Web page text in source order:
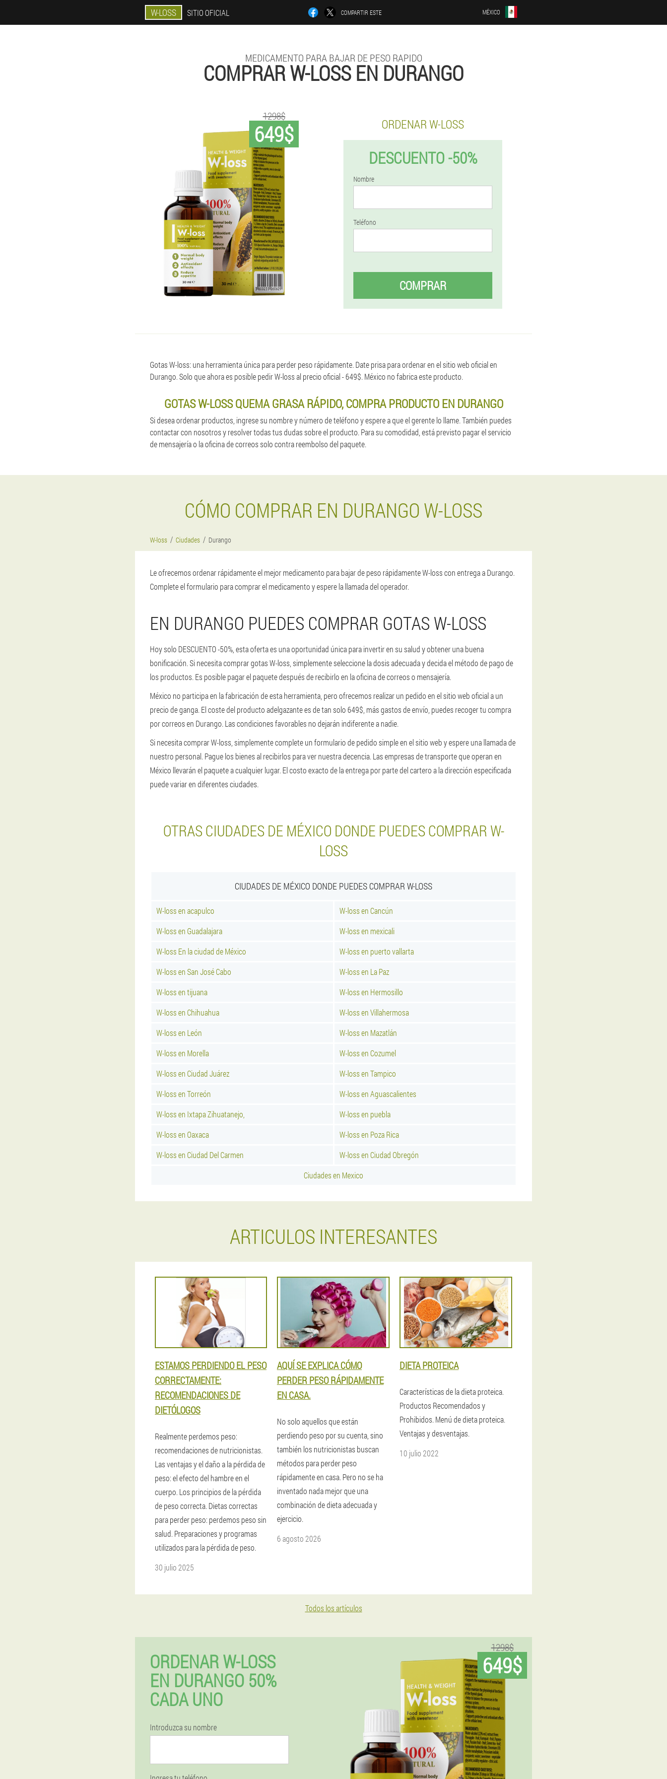
W-LOSS SITIO OFICIAL COMPARTIR ESTE MÉXICO
MEDICAMENTO PARA BAJAR DE PESO RAPIDO
COMPRAR W-LOSS EN DURANGO
649$
1298$
ORDENAR W-LOSS
DESCUENTO -50%
Nombre
Teléfono
COMPRAR
Gotas W-loss: una herramienta única para perder peso rápidamente. Date prisa para ordenar en el sitio web oficial en
Durango. Solo que ahora es posible pedir W-loss al precio oficial - 649$. México no fabrica este producto.
GOTAS W-LOSS QUEMA GRASA RÁPIDO, COMPRA PRODUCTO EN DURANGO
Si desea ordenar productos, ingrese su nombre y número de teléfono y espere a que el gerente lo llame. También puedes
contactar con nosotros y resolver todas tus dudas sobre el producto. Para su comodidad, está previsto pagar el servicio
de mensajería o la oficina de correos solo contra reembolso del paquete.
CÓMO COMPRAR EN DURANGO W-LOSS
W-loss Ciudades Durango
Le ofrecemos ordenar rápidamente el mejor medicamento para bajar de peso rápidamente W-loss con entrega a Durango.
Complete el formulario para comprar el medicamento y espere la llamada del operador.
EN DURANGO PUEDES COMPRAR GOTAS W-LOSS
Hoy solo DESCUENTO -50%, esta oferta es una oportunidad única para invertir en su salud y obtener una buena
bonificación. Si necesita comprar gotas W-loss, simplemente seleccione la dosis adecuada y decida el método de pago de
los productos. Es posible pagar el paquete después de recibirlo en la oficina de correos o mensajería.
México no participa en la fabricación de esta herramienta, pero ofrecemos realizar un pedido en el sitio web oficial a un
precio de ganga. El coste del producto adelgazante es de tan solo 649$, más gastos de envío, puedes recoger tu compra
por correos en Durango. Las condiciones favorables no dejarán indiferente a nadie.
Si necesita comprar W-loss, simplemente complete un formulario de pedido simple en el sitio web y espere una llamada de
nuestro personal. Pague los bienes al recibirlos para ver nuestra decencia. Las empresas de transporte que operan en
México llevarán el paquete a cualquier lugar. El costo exacto de la entrega por parte del cartero a la dirección especificada
puede variar en diferentes ciudades.
OTRAS CIUDADES DE MÉXICO DONDE PUEDES COMPRAR W-
LOSS
CIUDADES DE MÉXICO DONDE PUEDES COMPRAR W-LOSS
W-loss en acapulco
W-loss en Cancún
W-loss en Guadalajara
W-loss en mexicali
W-loss En la ciudad de México
W-loss en puerto vallarta
W-loss en San José Cabo
W-loss en La Paz
W-loss en tijuana
W-loss en Hermosillo
W-loss en Chihuahua
W-loss en Villahermosa
W-loss en León
W-loss en Mazatlán
W-loss en Morella
W-loss en Cozumel
W-loss en Ciudad Juárez
W-loss en Tampico
W-loss en Torreón
W-loss en Aguascalientes
W-loss en Ixtapa Zihuatanejo,
W-loss en puebla
W-loss en Oaxaca
W-loss en Poza Rica
W-loss en Ciudad Del Carmen
W-loss en Ciudad Obregón
Ciudades en Mexico
ARTICULOS INTERESANTES
ESTAMOS PERDIENDO EL PESO
CORRECTAMENTE:
RECOMENDACIONES DE
DIETÓLOGOS
Realmente perdemos peso:
recomendaciones de nutricionistas.
Las ventajas y el daño a la pérdida de
peso: el efecto del hambre en el
cuerpo. Los principios de la pérdida
de peso correcta. Dietas correctas
para perder peso: perdemos peso sin
salud. Preparaciones y programas
utilizados para la pérdida de peso.
30 julio 2025
AQUÍ SE EXPLICA CÓMO
PERDER PESO RÁPIDAMENTE
EN CASA.
No solo aquellos que están
perdiendo peso por su cuenta, sino
también los nutricionistas buscan
métodos para perder peso
rápidamente en casa. Pero no se ha
inventado nada mejor que una
combinación de dieta adecuada y
ejercicio.
6 agosto 2026
DIETA PROTEICA
Características de la dieta proteica.
Productos Recomendados y
Prohibidos. Menú de dieta proteica.
Ventajas y desventajas.
10 julio 2022
Todos los artículos
ORDENAR W-LOSS
EN DURANGO 50%
CADA UNO
Introduzca su nombre
1298$
649$